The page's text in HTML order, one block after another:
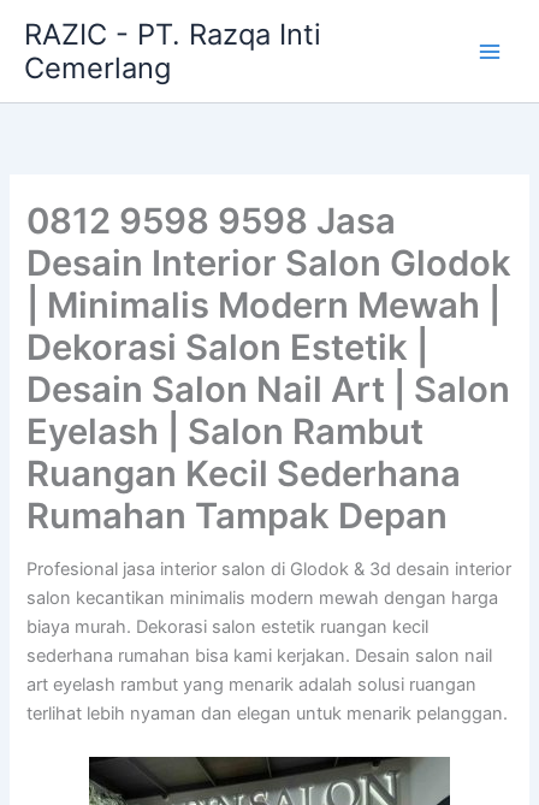
content
RAZIC - PT. Razqa Inti
Cemerlang
0812 9598 9598 Jasa
Desain Interior Salon Glodok
| Minimalis Modern Mewah |
Dekorasi Salon Estetik |
Desain Salon Nail Art | Salon
Eyelash | Salon Rambut
Ruangan Kecil Sederhana
Rumahan Tampak Depan
Profesional jasa interior salon di Glodok & 3d desain interior
salon kecantikan minimalis modern mewah dengan harga
biaya murah. Dekorasi salon estetik ruangan kecil
sederhana rumahan bisa kami kerjakan. Desain salon nail
art eyelash rambut yang menarik adalah solusi ruangan
terlihat lebih nyaman dan elegan untuk menarik pelanggan.